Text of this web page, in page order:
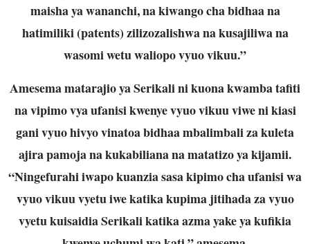
maisha ya wananchi, na kiwango cha bidhaa na
hatimiliki (patents) zilizozalishwa na kusajiliwa na
wasomi wetu waliopo vyuo vikuu.”
Amesema matarajio ya Serikali ni kuona kwamba tafiti
na vipimo vya ufanisi kwenye vyuo vikuu viwe ni kiasi
gani vyuo hivyo vinatoa bidhaa mbalimbali za kuleta
ajira pamoja na kukabiliana na matatizo ya kijamii.
“Ningefurahi iwapo kuanzia sasa kipimo cha ufanisi wa
vyuo vikuu vyetu iwe katika kupima jitihada za vyuo
vyetu kuisaidia Serikali katika azma yake ya kufikia